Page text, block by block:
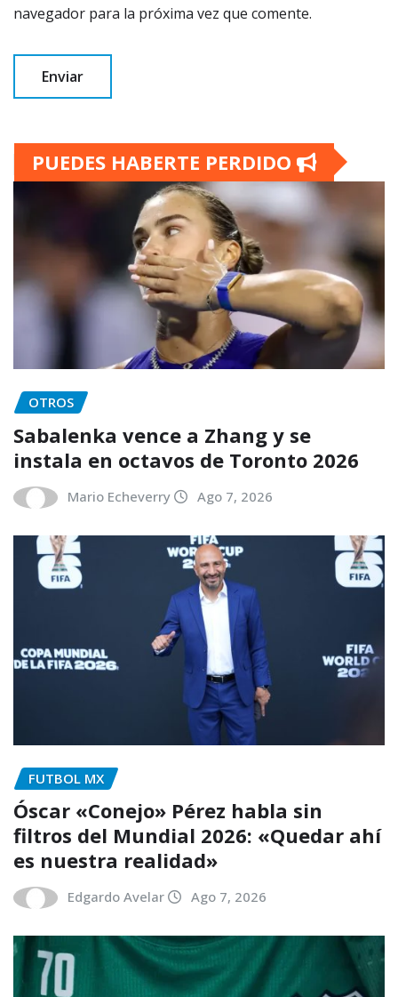
navegador para la próxima vez que comente.
PUEDES HABERTE PERDIDO
OTROS
Sabalenka vence a Zhang y se
instala en octavos de Toronto 2026
Mario Echeverry Ago 7, 2026
FUTBOL MX
Óscar «Conejo» Pérez habla sin
filtros del Mundial 2026: «Quedar ahí
es nuestra realidad»
Edgardo Avelar Ago 7, 2026